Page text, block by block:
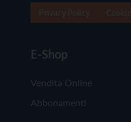
E-Shop
Vendita Online
Abbonamenti